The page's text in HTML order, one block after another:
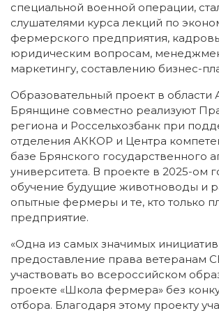
специальной военной операции,
слушателями курса лекций по
фермерского предприятия,
юридическим вопросам,
маркетингу, составлению бизнес-
Образовательный проект в области
Брянщине совместно реализуют
региона и Россельхозбанк при
отделения АККОР и Центра
базе Брянского государственного
университета. В проекте в 2025-ом
обучение будущие животноводы и
опытные фермеры и те, кто только
предприятие.
«Одна из самых значимых инициатив
предоставление права ветеранам
участвовать во всероссийском
проекте «Школа фермера» без
отбора. Благодаря этому проекту